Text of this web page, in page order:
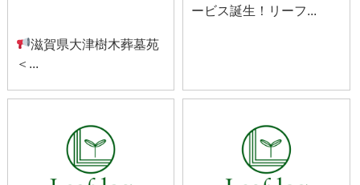
滋賀県大津樹木葬墓苑
＜...
ービス誕生！リーフ...